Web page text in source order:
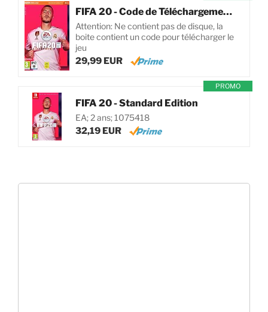
FIFA 20 - Code de Téléchargement pour PC
Attention: Ne contient pas de disque, la
boite contient un code pour télécharger le
jeu
29,99 EUR
PROMO
FIFA 20 - Standard Edition
EA; 2 ans; 1075418
32,19 EUR